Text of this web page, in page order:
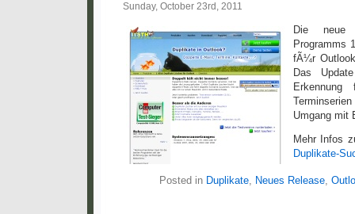
Sunday, October 23rd, 2011
Die neue
Programms
fÃ¼r
Das
Umgang mit
Mehr Infos
Duplikate-
Posted in Duplikate, Neues Release,